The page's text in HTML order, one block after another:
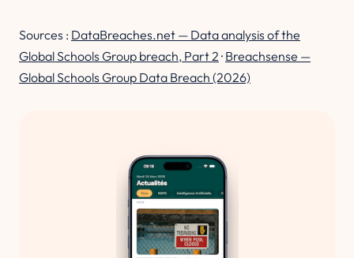
Sources : DataBreaches.net — Data analysis of the
Global Schools Group breach, Part 2 · Breachsense —
Global Schools Group Data Breach (2026)